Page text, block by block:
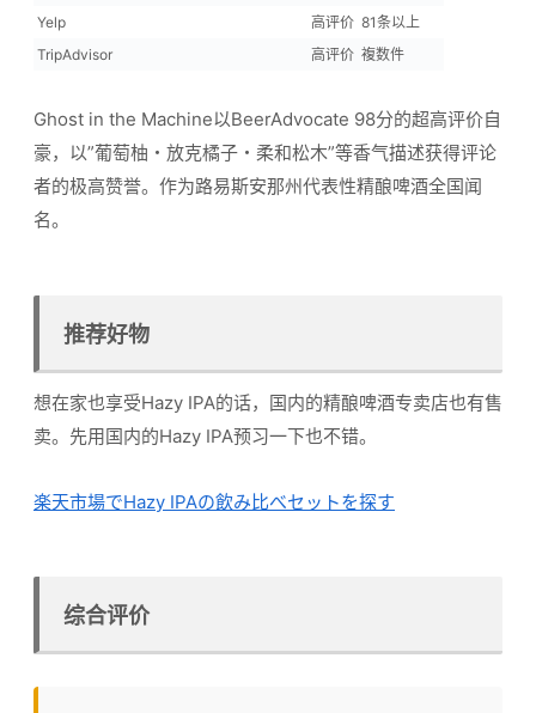
Yelp 高评价 81条以上
TripAdvisor
高评价 複数件
Ghost in the Machine以BeerAdvocate 98分的超高评价自
豪，以”葡萄柚・放克橘子・柔和松木”等香气描述获得评论
者的极高赞誉。作为路易斯安那州代表性精酿啤酒全国闻
名。
推荐好物
想在家也享受Hazy IPA的话，国内的精酿啤酒专卖店也有售
卖。先用国内的Hazy IPA预习一下也不错。
楽天市場でHazy IPAの飲み比べセットを探す
综合评价